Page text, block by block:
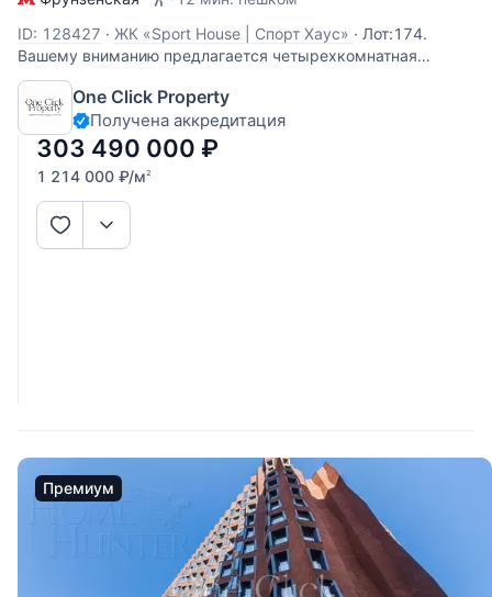
ID: 128427 · ЖК «Sport House | Спорт Хаус» · Лот:174.
Вашему вниманию предлагается четырехкомнатная
квартира без отделки с собственной террасой в 200 кв. м.
в клубном доме "Sport House". Возможно спланировать 3
спальни (в том числе мастер-спальня), кухню-гостиную, 3
санузла и 2 гардеробных.
One Click Property
Получена аккредитация
303 490 000 ₽
1 214 000 ₽/м2
Премиум